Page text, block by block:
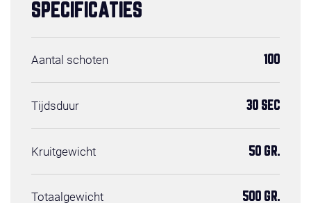
SPECIFICATIES
Aantal schoten 100
Tijdsduur 30 SEC
Kruitgewicht 50 GR.
Totaalgewicht 500 GR.